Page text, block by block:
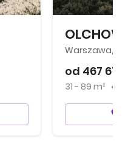
Warszawa,
od 467 670
31 - 89 m²